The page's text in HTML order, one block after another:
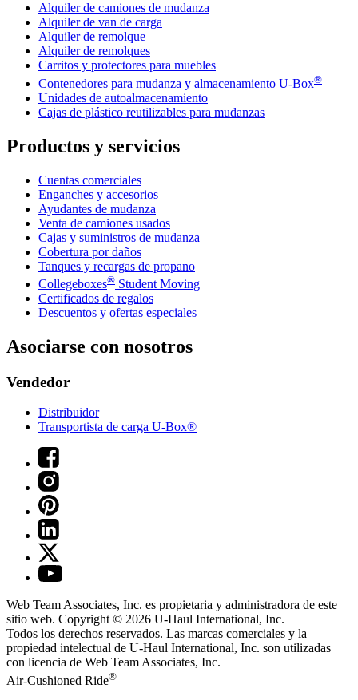
Alquiler de camiones de mudanza
Alquiler de van de carga
Alquiler de remolque
Alquiler de remolques
Carritos y protectores para muebles
Contenedores para mudanza y almacenamiento U-Box®
Unidades de autoalmacenamiento
Cajas de plástico reutilizables para mudanzas
Productos y servicios
Cuentas comerciales
Enganches y accesorios
Ayudantes de mudanza
Venta de camiones usados
Cajas y suministros de mudanza
Cobertura por daños
Tanques y recargas de propano
Collegeboxes® Student Moving
Certificados de regalos
Descuentos y ofertas especiales
Asociarse con nosotros
Vendedor
Distribuidor
Transportista de carga U-Box®
Web Team Associates, Inc. es propietaria y administradora de este
sitio web. Copyright © 2026 U-Haul International, Inc.
Todos los derechos reservados. Las marcas comerciales y la
propiedad intelectual de U-Haul International, Inc. son utilizadas
con licencia de Web Team Associates, Inc.
Air-Cushioned Ride®